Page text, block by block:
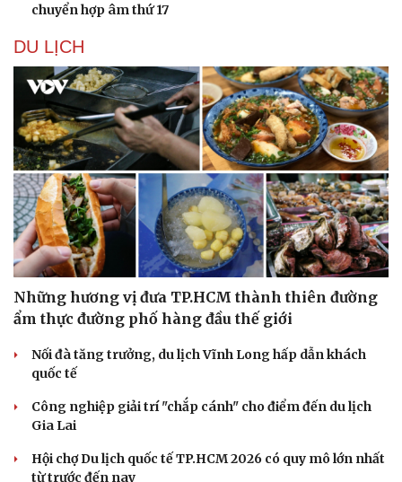
Du lịch
Tư vấn
Săn Tour
check-in
Podcast
Câu chuyện thời sự
Đọc truyện đêm khuya
Cửa sổ tình yêu
Kể chuyện cho bé
Hạt giống tâm hồn
chuyển hợp âm thứ 17
DU LỊCH
Những hương vị đưa TP.HCM thành thiên đường
ẩm thực đường phố hàng đầu thế giới
Nối đà tăng trưởng, du lịch Vĩnh Long hấp dẫn khách
quốc tế
Công nghiệp giải trí "chắp cánh" cho điểm đến du lịch
Gia Lai
Hội chợ Du lịch quốc tế TP.HCM 2026 có quy mô lớn nhất
từ trước đến nay